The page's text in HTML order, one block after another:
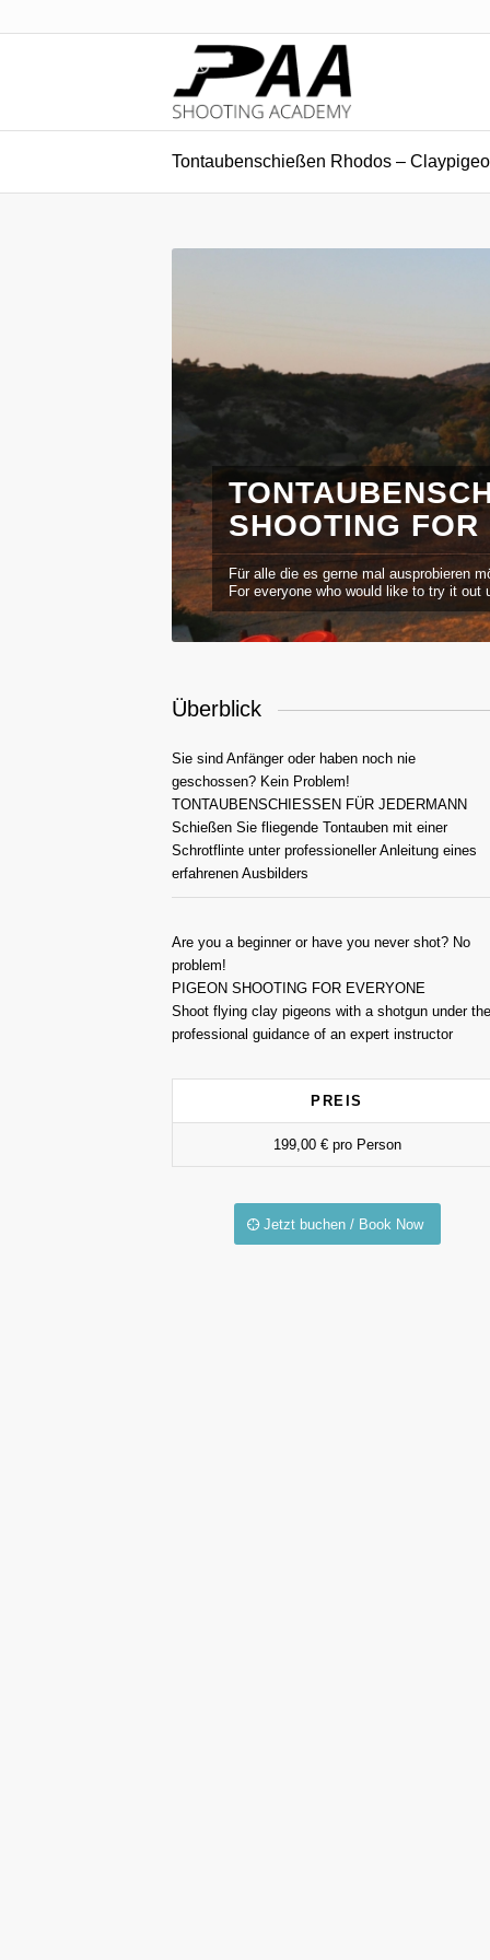
Tontaubenschießen Rhodos –
HOOTING FOR
Für alle die es gerne mal ausprobieren
For everyone who would like to try it out
Überblick
Sie sind Anfänger oder haben noch nie
geschossen? Kein Problem!
TONTAUBENSCHIESSEN FÜR JEDERMANN
Schießen Sie fliegende Tontauben mit einer
Schrotflinte unter professioneller Anleitung eines
erfahrenen Ausbilders
Are you a beginner or have you never shot? No
problem!
PIGEON SHOOTING FOR EVERYONE
Shoot flying clay pigeons with a shotgun under the
professional guidance of an expert instructor
PREIS
199,00 € pro Person
Jetzt buchen / Book Now